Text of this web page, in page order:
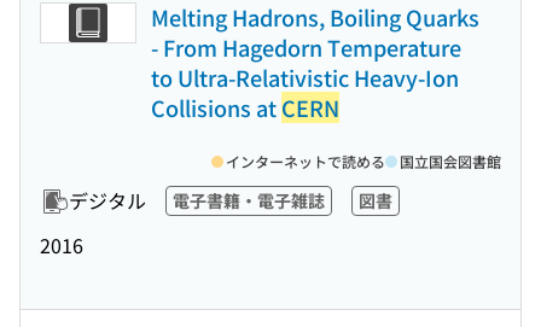
Melting Hadrons, Boiling Quarks
- From Hagedorn Temperature
to Ultra-Relativistic Heavy-Ion
Collisions atCERN
デジタル 電子書籍・電子雑誌 図書
2016
インターネットで読める 国立国会図書館